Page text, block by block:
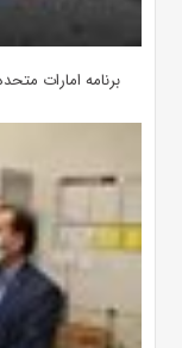
برنامه امارات